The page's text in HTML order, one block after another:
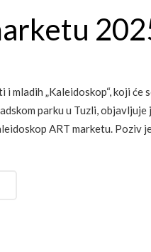
i mladih „Kaleidoskop“, koji će
parku u Tuzli, objavljuje
ART marketu. Poziv